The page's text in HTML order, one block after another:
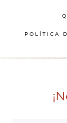
POLÍTICA